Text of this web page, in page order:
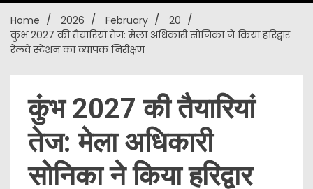
Home 2026 February
20
कुंभ 2027 की तैयारियां तेज: मेला अधिकारी सोनिका ने किया हरिद्वार
रेलवे स्टेशन का व्यापक निरीक्षण
कुंभ 2027 की तैयारियां
तेज: मेला अधिकारी
सोनिका ने किया हरिद्वार